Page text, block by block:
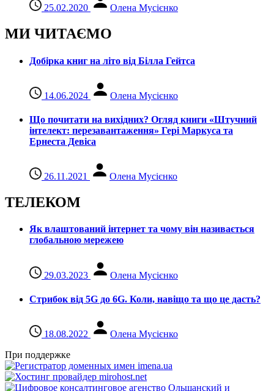
25.02.2020 Олена Мусієнко
МИ ЧИТАЄМО
Добірка книг на літо від Білла Гейтса
14.06.2024 Олена Мусієнко
Що почитати на вихідних? Огляд книги «Штучний
інтелект: перезавантаження» Гері Маркуса та
Ернеста Девіса
26.11.2021 Олена Мусієнко
ТЕЛЕКОМ
Як влаштований інтернет та чому він називається
глобальною мережею
29.03.2023 Олена Мусієнко
Стрибок від 5G до 6G. Коли, навіщо та що це даcть?
18.08.2022
Олена Мусієнко
При поддержке